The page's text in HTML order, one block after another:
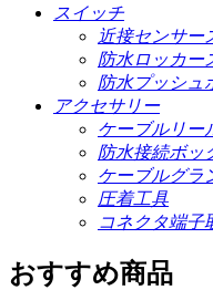
スイッチ
近接センサー
防水ロッカー
防水プッシュ
アクセサリー
ケーブルリー
防水接続ボッ
ケーブルグラ
圧着工具
コネクタ端子
おすすめ商品